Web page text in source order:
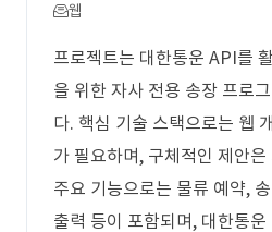
웹
프로젝트는 대한통운 API를
을 위한 자사 전용 송장 프로
다. 핵심 기술 스택으로는 웹
가 필요하며, 구체적인 제안
주요 기능으로는 물류 예약,
출력 등이 포함되며, 대한통운